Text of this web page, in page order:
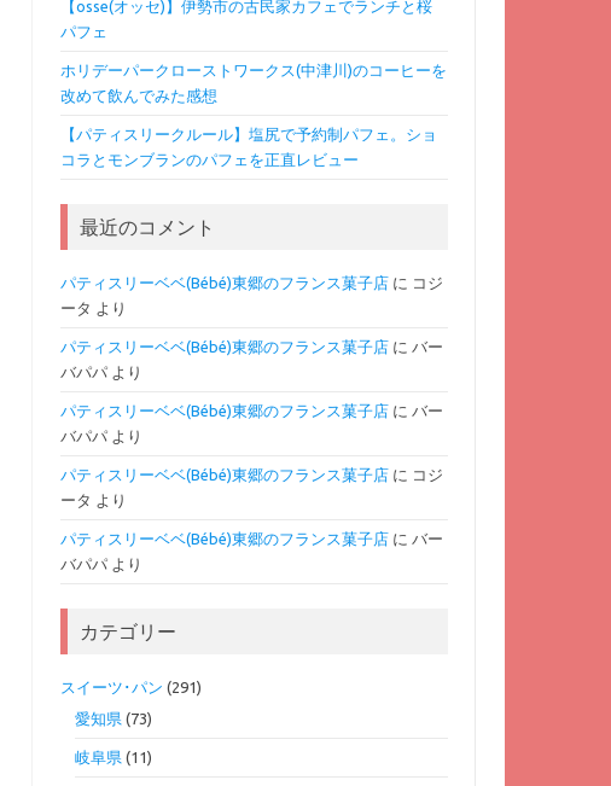
【osse(オッセ)】伊勢市の古民家カフェでランチと桜
パフェ
ホリデーパークローストワークス(中津川)のコーヒーを
改めて飲んでみた感想
【パティスリークルール】塩尻で予約制パフェ。ショ
コラとモンブランのパフェを正直レビュー
最近のコメント
パティスリーベベ(Bébé)東郷のフランス菓子店に コジ
ータ より
パティスリーベベ(Bébé)東郷のフランス菓子店に バー
バパパより
パティスリーベベ(Bébé)東郷のフランス菓子店に バー
バパパより
パティスリーベベ(Bébé)東郷のフランス菓子店に コジ
ータ より
パティスリーベベ(Bébé)東郷のフランス菓子店に バー
バパパより
カテゴリー
スイーツ･パン (291)
愛知県(73)
岐阜県(11)